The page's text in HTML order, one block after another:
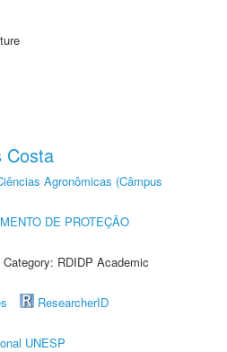
Costa
Agronômicas (Câmpus
DE PROTEÇÃO
RDIDP Academic
ResearcherID
UNESP